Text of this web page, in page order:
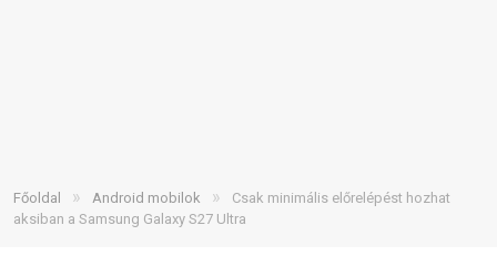
Főoldal » Android mobilok »
Csak minimális előrelépést hozhat
aksiban a Samsung Galaxy S27 Ultra